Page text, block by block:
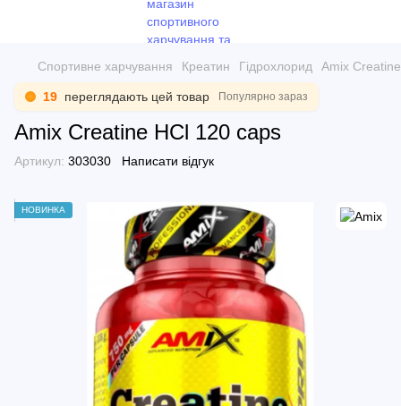
Спортивне харчування Креатин Гідрохлорид Amix
19 переглядають цей товар Популярно зараз
Amix Creatine HCl 120 caps
Артикул: 303030 Написати відгук
НОВИНКА